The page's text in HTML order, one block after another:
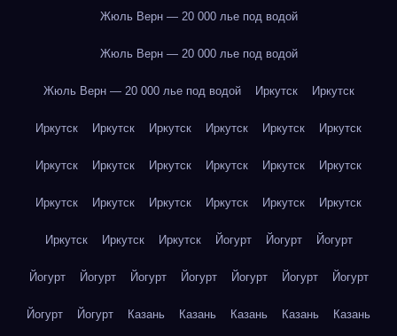
Жюль Верн — 20 000 лье под водой
Жюль Верн — 20 000 лье под водой
Жюль Верн — 20 000 лье под водой Иркутск Иркутск
Иркутск Иркутск Иркутск Иркутск Иркутск Иркутск
Иркутск Иркутск Иркутск Иркутск Иркутск Иркутск
Иркутск Иркутск Иркутск Иркутск Иркутск Иркутск
Иркутск Иркутск Иркутск Йогурт Йогурт Йогурт
Йогурт Йогурт Йогурт Йогурт Йогурт Йогурт Йогурт
Йогурт Йогурт Казань Казань Казань Казань Казань